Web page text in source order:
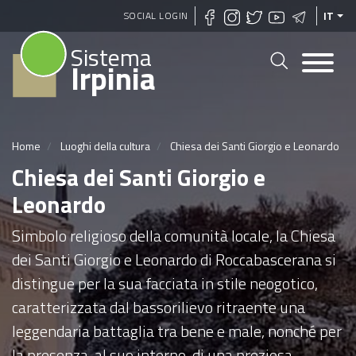
Salta
al
SOCIAL LOGIN IT
Sistema
Irpinia
Home Luoghi della cultura Chiesa dei Santi Giorgio e Leonardo
Chiesa dei Santi Giorgio e
Leonardo
Simbolo religioso della comunità locale, la Chiesa
dei Santi Giorgio e Leonardo di Roccabascerana si
distingue per la sua facciata in stile neogotico,
caratterizzata dal bassorilievo ritraente una
leggendaria battaglia tra bene e male, nonché per